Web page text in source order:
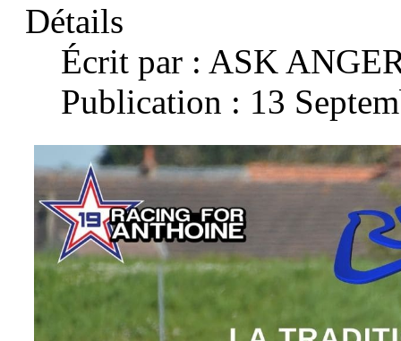
Détails
Écrit par : ASK
Publication : 13